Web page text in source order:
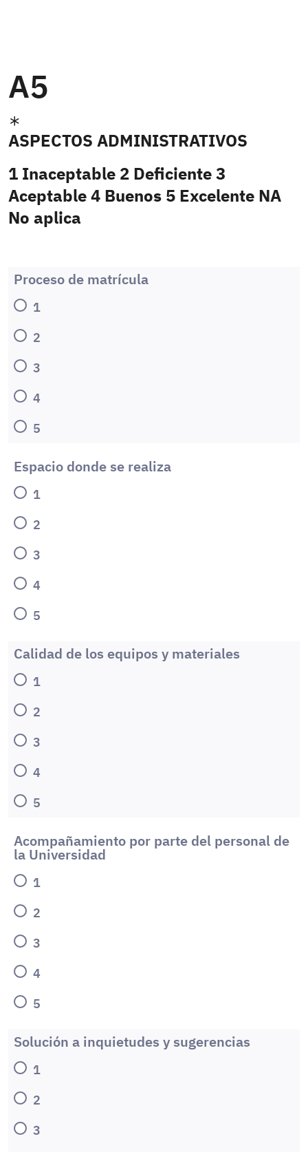
A5
ASPECTOS ADMINISTRATIVOS
1 Inaceptable 2 Deficiente 3
Aceptable 4 Buenos 5 Excelente NA
No aplica
Proceso de matrícula
1
2
3
4
5
Espacio donde se realiza
1
2
3
4
5
Calidad de los equipos y materiales
1
2
3
4
5
Acompañamiento por parte del personal de
la Universidad
1
2
3
4
5
Solución a inquietudes y sugerencias
1
2
3